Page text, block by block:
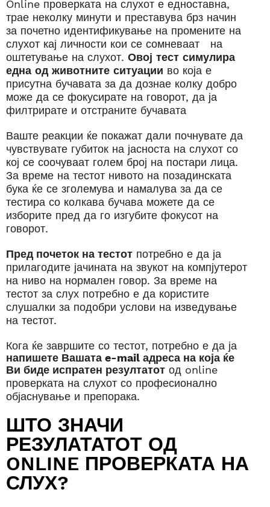
Online проверката на слухот е едноставна,
трае неколку минути и преставува брз начин
за почетно идентификување на промените на
слухот кај личности кои се сомневаат на
оштетување на слухот. Овој тест симулира
една од животните ситуации во која е
присутна бучавата за да дознае колку добро
може да се фокусирате на говорот, да ја
филтрирате и отстраните бучавата
Ваште реакции ќе покажат дали почнувате да
чувствувате губиток на јасноста на слухот со
кој се соочуваат голем број на постари лица.
За време на тестот нивото на позадинската
бука ќе се зголемува и намалува за да се
тестира со колкава бучава можете да се
изборите пред да го изгубите фокусот на
говорот.
Пред почеток на тестот потребно е да ја
прилагодите јачината на звукот на компјутерот
на ниво на нормален говор. За време на
тестот за слух потребно е да користите
слушалки за подобри услови на изведување
на тестот.
Кога ќе завршите со тестот, потребно е да ја
напишете Вашата e-mail адреса на која ќе
Ви биде испратен резултатот од online
проверката на слухот со професионално
објаснување и препорака.
ШТО ЗНАЧИ
РЕЗУЛАТАТОТ ОД
ONLINE ПРОВЕРКАТА НА
СЛУХ?